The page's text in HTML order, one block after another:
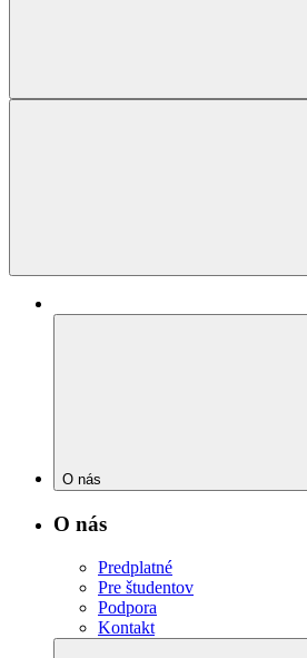
O nás
O nás
Predplatné
Pre študentov
Podpora
Kontakt